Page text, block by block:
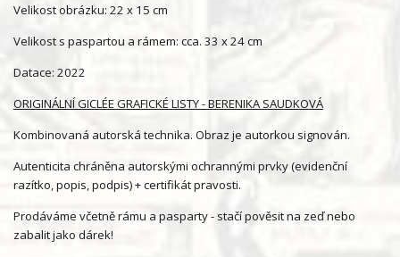
Velikost obrázku: 22 x 15 cm
Velikost s paspartou a rámem: cca. 33 x 24 cm
Datace: 2022
ORIGINÁLNÍ GICLÉE GRAFICKÉ LISTY - BERENIKA SAUDKOVÁ
Kombinovaná autorská technika. Obraz je autorkou signován.
Autenticita chráněna autorskými ochrannými prvky (evidenční
razítko, popis, podpis) + certifikát pravosti.
Prodáváme včetně rámu a pasparty - stačí pověsit na zeď nebo
zabalit jako dárek!